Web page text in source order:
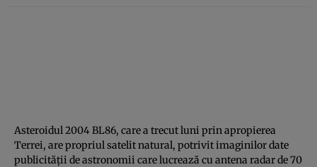
Asteroidul 2004 BL86, care a trecut luni prin apropierea
Terrei, are propriul satelit natural, potrivit imaginilor date
publicităţii de astronomii care lucrează cu antena radar de 70